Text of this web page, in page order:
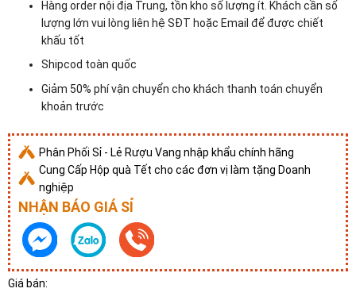
Hàng order nội địa Trung, tồn kho số lượng ít. Khách cần số
lượng lớn vui lòng liên hệ SĐT hoặc Email để được chiết
khấu tốt
Shipcod toàn quốc
Giảm 50% phí vận chuyển cho khách thanh toán chuyển
khoản trước
Phân Phối Sỉ - Lẻ Rượu Vang nhập khẩu chính hãng
Cung Cấp Hộp quà Tết cho các đơn vị làm tặng Doanh
nghiệp
NHẬN BÁO GIÁ SỈ
Giá bán: